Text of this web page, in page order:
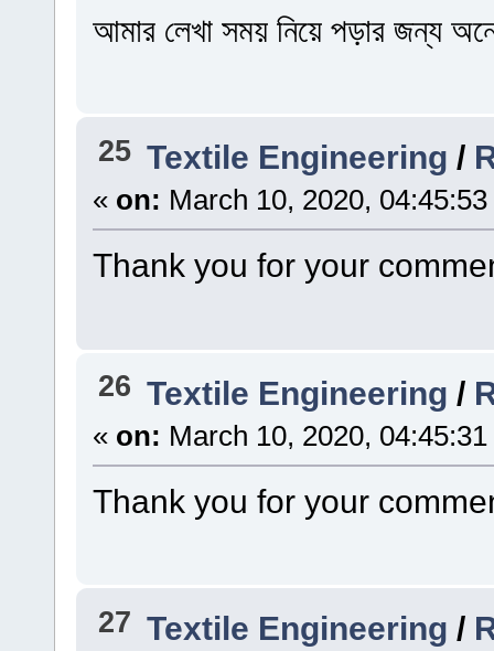
আমার লেখা সময় নিয়ে পড়ার জন্য
25 Textile Engineering /
« on: March 10, 2020,
Thank you for your
26 Textile Engineering /
« on: March 10, 2020,
Thank you for your
27 Textile Engineering /